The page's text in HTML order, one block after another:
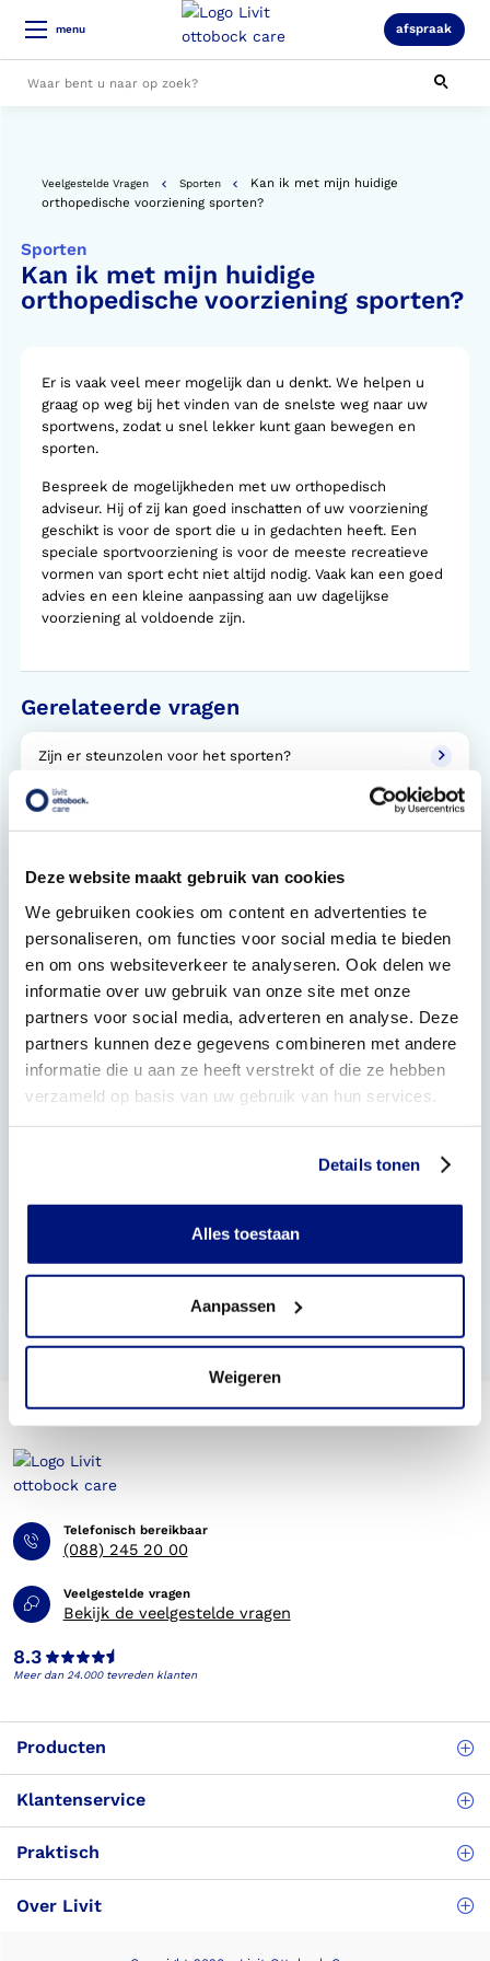
Deze website maakt gebruik van cookies
We gebruiken cookies om content en advertenties te
personaliseren, om functies voor social media te bieden
en om ons websiteverkeer te analyseren. Ook delen we
informatie over uw gebruik van onze site met onze
partners voor social media, adverteren en analyse. Deze
partners kunnen deze gegevens combineren met andere
informatie die u aan ze heeft verstrekt of die ze hebben
verzameld op basis van uw gebruik van hun services.
Details tonen
Alles toestaan
Aanpassen
Weigeren
menu afspraak
Veelgestelde Vragen Sporten
Kan ik met mijn huidige
orthopedische voorziening sporten?
Sporten
Kan ik met mijn huidige
orthopedische voorziening sporten?
Er is vaak veel meer mogelijk dan u denkt. We helpen u
graag op weg bij het vinden van de snelste weg naar uw
sportwens, zodat u snel lekker kunt gaan bewegen en
sporten.
Bespreek de mogelijkheden met uw orthopedisch
adviseur. Hij of zij kan goed inschatten of uw voorziening
geschikt is voor de sport die u in gedachten heeft. Een
speciale sportvoorziening is voor de meeste recreatieve
vormen van sport echt niet altijd nodig. Vaak kan een goed
advies en een kleine aanpassing aan uw dagelijkse
voorziening al voldoende zijn.
Gerelateerde vragen
Zijn er steunzolen voor het sporten?
Ik heb al heel lang niet gesport, of nooit gesport, kan
Hoeveel kost een sportvoorziening?
Krijg ik een sportvoorziening vergoed?
Bij welke sportvereniging kan ik terecht?
Heb ik altijd een extra voorziening nodig om te
sporten?
Wat te doen als mijn orthese kapotgaat tijdens het
Is het mogelijk een zwembad enkel voet orthese
Mag ik voetballen met mijn enkel voet orthese?
Telefonisch bereikbaar
(088) 245 20 00
Veelgestelde vragen
Bekijk de veelgestelde vragen
8.3
Meer dan 24.000 tevreden klanten
Producten
Klantenservice
Praktisch
Over Livit